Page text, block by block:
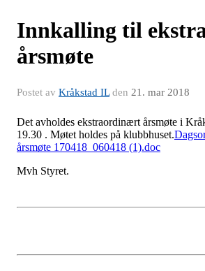
Innkalling til
årsmøte
Postet av Kråkstad ILden 21. mar 2018
Det avholdes ekstraordinært årsmøte i
19.30 . Møtet holdes på klubbhuset.
årsmøte 170418_060418 (1).doc
Mvh Styret.